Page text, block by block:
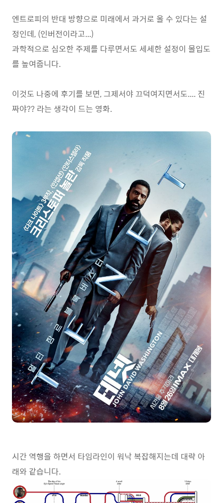
엔트로피의 반대 방향으로 미래에서 과거로 올 수 있다는 설
정인데, (인버전이라고...)
과학적으로 심오한 주제를 다루면서도 세세한 설정이 몰입도
를 높여줍니다.
이것도 나중에 후기를 보면, 그제서야 끄덕여지면서도.... 진
짜야?? 라는 생각이 드는 영화.
시간 역행을 하면서 타임라인이 워낙 복잡해지는데 대략 아
래와 같습니다.